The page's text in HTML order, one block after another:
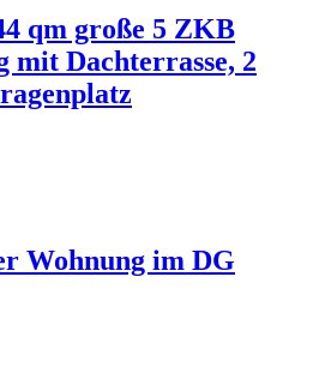
qm große 5 ZKB
mit Dachterrasse, 2
Wohnung im DG